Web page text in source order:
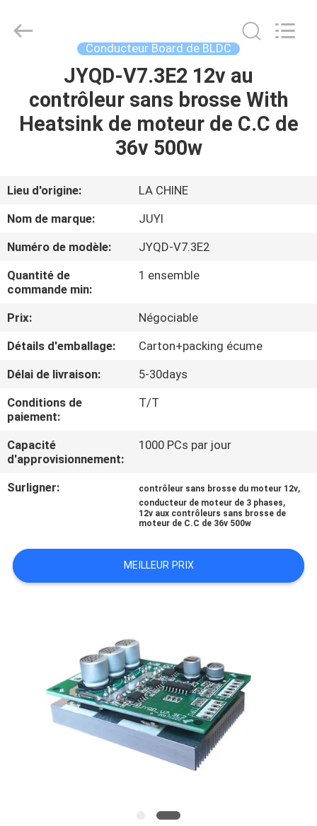
APERÇU
PRODUITS
A
DE
NOUS
VISITE
D'USINE
CONTRÔLE
DE
LA
QUALITÉ
NOUVELLES
DEMANDE
DE
SOUMISSION
Motor
Technology
Conducteur Board de BLDC
JYQD-V7.3E2 12v au
contrôleur sans brosse With
Heatsink de moteur de C.C de
36v 500w
Lieu d'origine:
LA CHINE
Nom de marque:
JUYI
Numéro de modèle:
JYQD-V7.3E2
Quantité de
commande min:
1 ensemble
Prix:
Négociable
Détails d'emballage:
Carton+packing écume
Délai de livraison:
5-30days
Conditions de
paiement:
T/T
Capacité
d'approvisionnement:
1000 PCs par jour
Surligner: contrôleur sans brosse du moteur 12v,
conducteur de moteur de 3 phases,
12v aux contrôleurs sans brosse de
moteur de C.C de 36v 500w
MEILLEUR PRIX